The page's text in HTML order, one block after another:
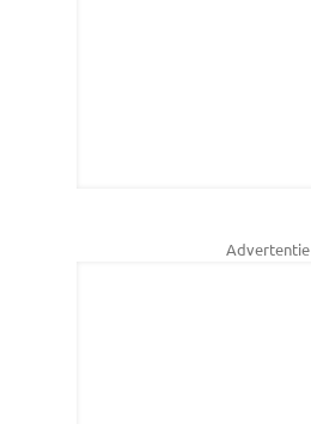
Advertentie